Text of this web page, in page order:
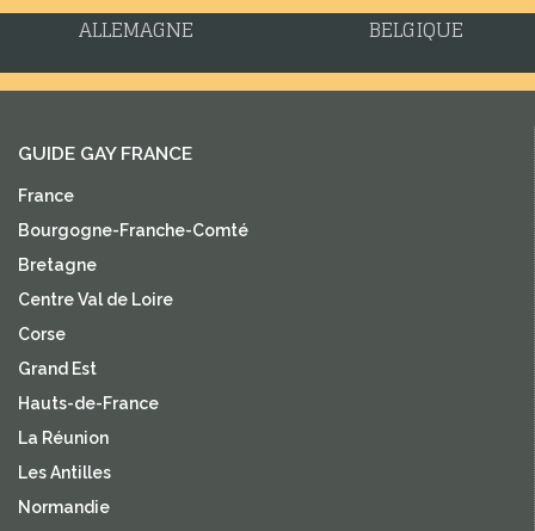
ALLEMAGNE BELGIQUE
GUIDE GAY FRANCE
France
Bourgogne-Franche-Comté
Bretagne
Centre Val de Loire
Corse
Grand Est
Hauts-de-France
La Réunion
Les Antilles
Normandie